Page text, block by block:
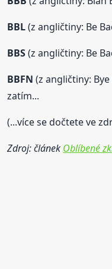
BBL(z angličtiny: Be
BBS(z angličtiny: Be
BBFN (z angličtiny:
zatím...
(...více se dočtete ve
Zdroj: článek Oblíbené